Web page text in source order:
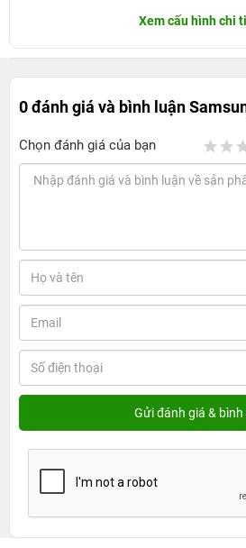
Xem cấu hình chi
0 đánh giá và bình luận
Chọn đánh giá của bạn